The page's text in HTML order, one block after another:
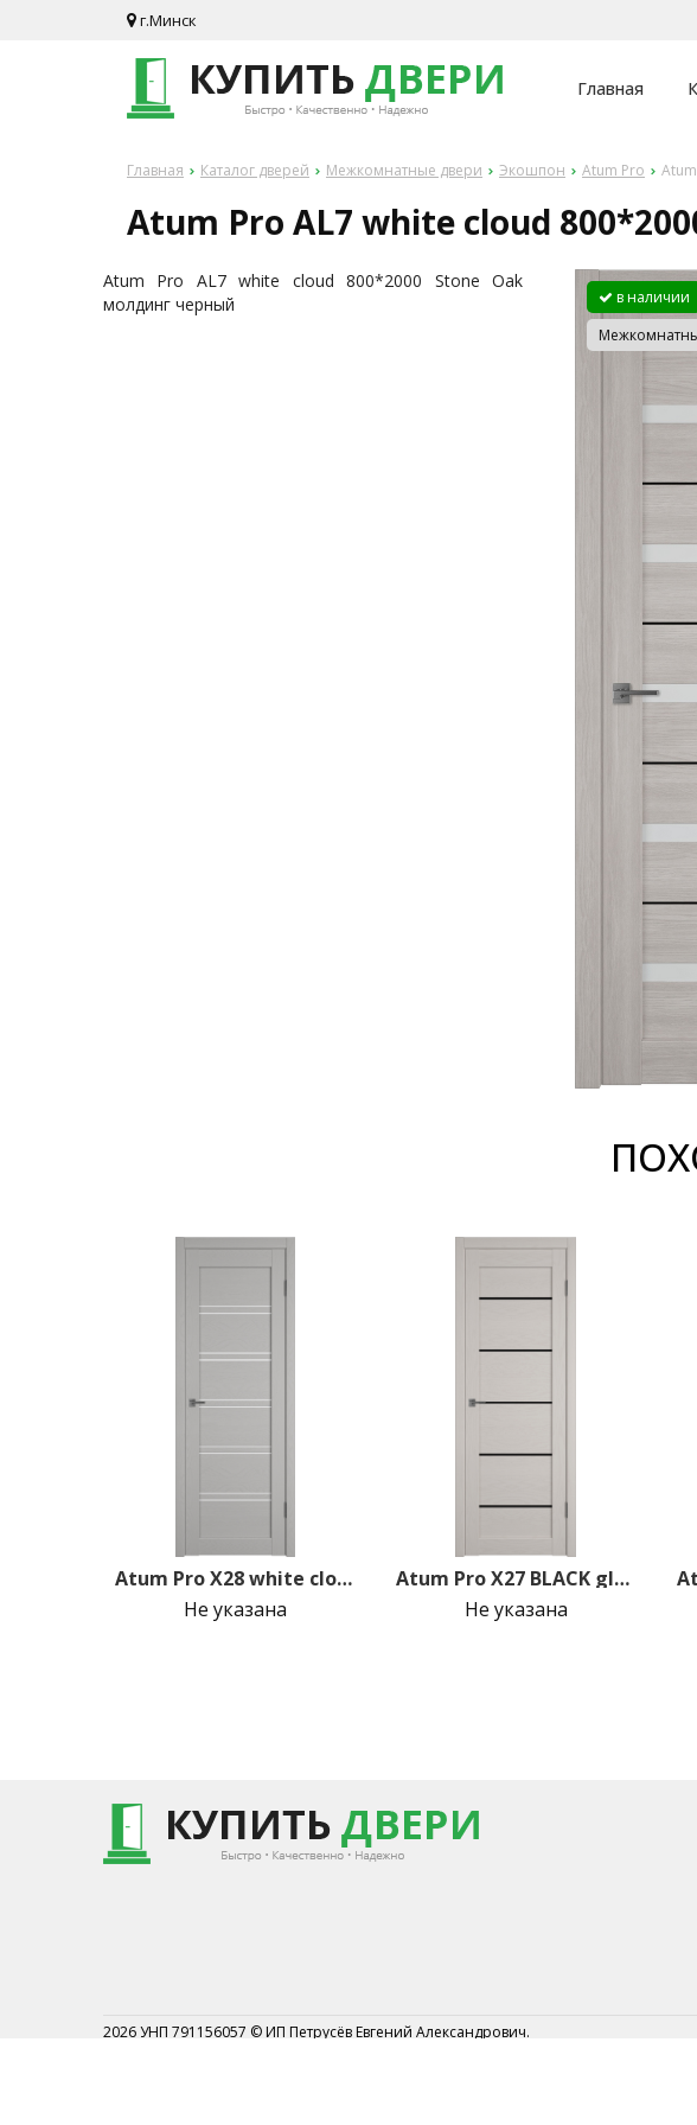
г.Минск
Главная
Главная Каталог дверей Межкомнатные двери Экошпон Atum Pro
Atum Pro AL7 white cloud
Atum Pro AL7 white cloud 800*2000 Stone Oak
молдинг черный
в наличии
Atum Pro Х28 white cloud 800*2000 Griz Soft
Не указана
Atum Pro Х27 BLACK gloss 800*2000 Fleet Soft
Не указана
2026 УНП 791156057 © ИП Петрусёв Евгений Александрович.